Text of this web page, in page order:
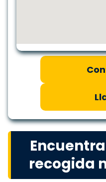
recogida